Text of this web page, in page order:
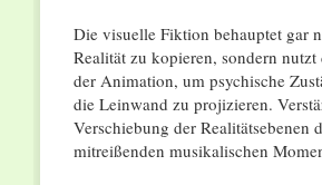
Die visuelle Fiktion behauptet gar
Realität zu kopieren, sondern
der Animation, um psychische
die Leinwand zu projizieren.
Verschiebung der Realitätsebenen
mitreißenden musikalischen